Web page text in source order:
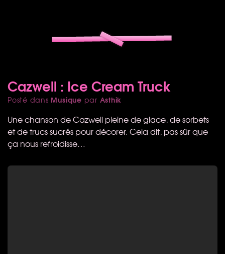
Cazwell : Ice Cream Truck
Posté dans Musique par Asthik
Une chanson de Cazwell pleine de glace, de sorbets
et de trucs sucrés pour décorer. Cela dit, pas sûr que
ça nous refroidisse…